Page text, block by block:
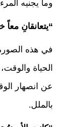
وما يجنيه
“يتعانقانِ
في هذه
الحياة
عن انصهار
بالملل.